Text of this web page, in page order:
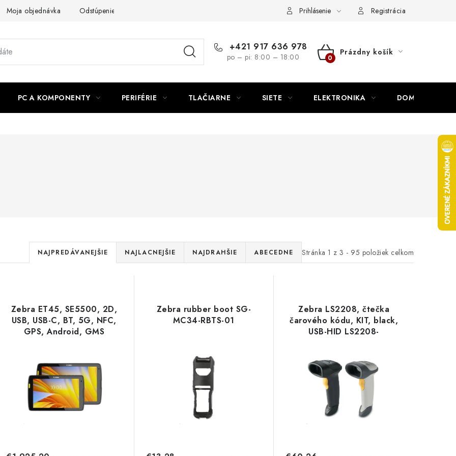
Moja objednávka Odstúpenie od zmluvy Napíšte námPrihlásenie Registrácia
+421 917 636 978
po – pi: 8:00 – 18:00
NÁKUPNÝ
Prázdny košík
PC A KOMPONENTY PERIFÉRIE TLAČIARNE SIETE ELEKTRONIKA DOMÁCNOSŤ
Stránka 1 z 3 - 95 položiek celkom
R
a
e
n
e
p
r
NAJPREDÁVANEJŠIE NAJLACNEJŠIE NAJDRAHŠIE ABECEDNE
Zebra ET45, SE5500, 2D,
USB, USB-C, BT, 5G, NFC,
GPS, Android, GMS
Zebra rubber boot SG-
MC34-RBTS-01
Zebra LS2208, čtečka
čarového kódu, KIT, black,
USB-HID LS2208-